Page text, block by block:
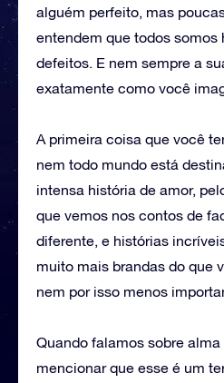
alguém perfeito, mas
entendem que todos somos
defeitos. E nem sempre a
exatamente como você
A primeira coisa que você
nem todo mundo está
intensa história de amor,
que vemos nos contos de
diferente, e histórias
muito mais brandas do que
nem por isso menos
Quando falamos sobre
mencionar que esse é um